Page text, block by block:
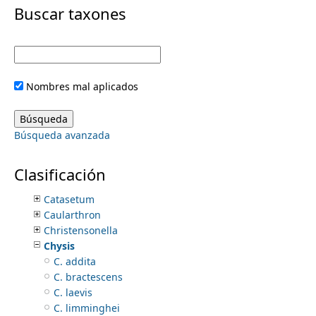
i
m
r
y
t
n
u
Buscar taxones
Nombres mal aplicados
Búsqueda avanzada
Clasificación
Artorima
Barbosella
Bletia
Brassia
Bulbophyllum
Camaridium
Campylocentrum
Catasetum
Caularthron
Christensonella
Chysis
C. addita
C. bractescens
C. laevis
C. limminghei